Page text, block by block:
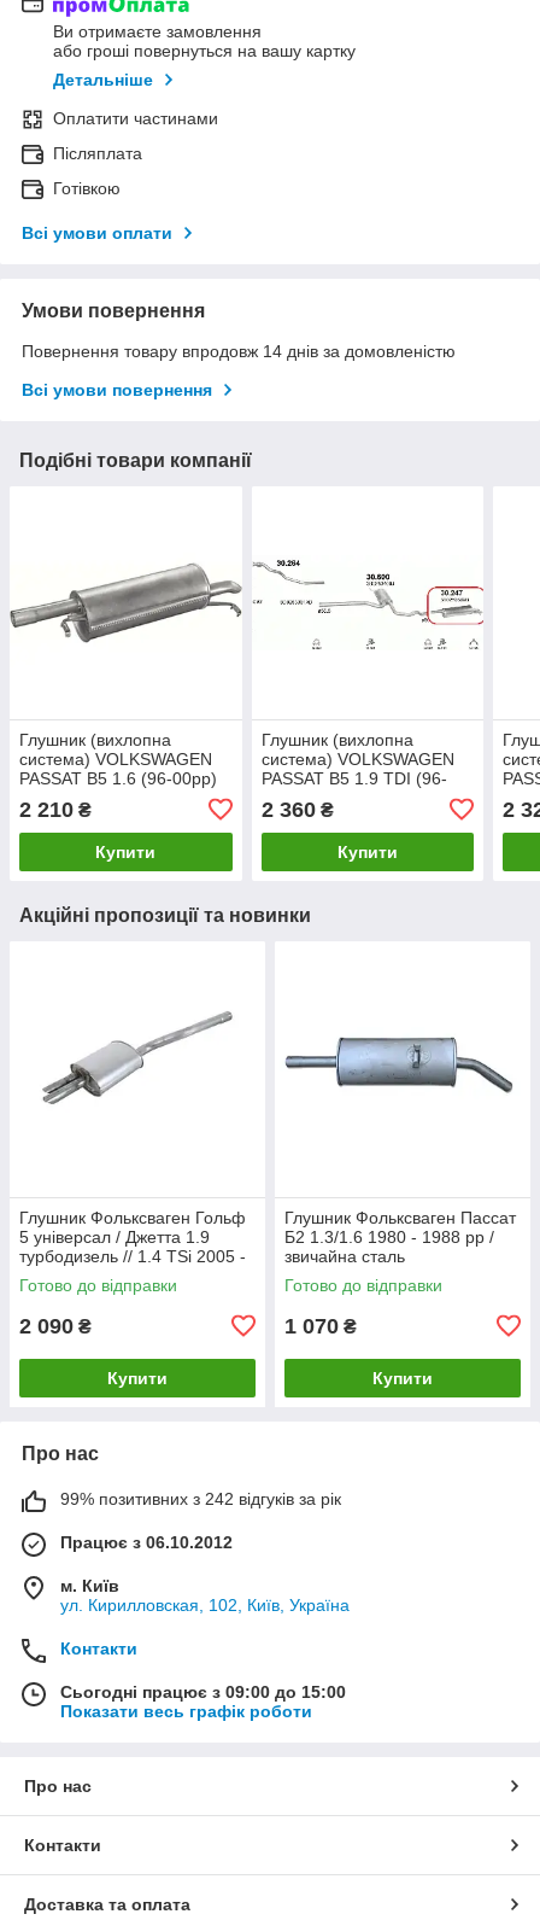
Ви отримаєте замовлення
або гроші повернуться на вашу картку
Детальніше
Оплатити частинами
Післяплата
Готівкою
Всі умови оплати
Умови повернення
Повернення товару впродовж 14 днів за домовленістю
Всі умови повернення
Подібні товари компанії
Глушник (вихлопна
система) VOLKSWAGEN
PASSAT B5 1.6 (96-00рр)
2 210 ₴
Купити
Глушник (вихлопна
система) VOLKSWAGEN
PASSAT B5 1.9 TDI (96-
00гг) (Фольксваген Пасат
Б5) седан/універсал
2 360₴
Купити
2
Акційні пропозиції та новинки
Глушник Фольксваген Гольф
5 універсал / Джетта 1.9
турбодизель // 1.4 TSi 2005 -
2010 рр Босал
Готово до відправки
2 090 ₴
Купити
Глушник Фольксваген Пассат
Б2 1.3/1.6 1980 - 1988 рр /
звичайна сталь
Готово до відправки
1 070 ₴
Купити
Про нас
99% позитивних з 242 відгуків за рік
Працює з 06.10.2012
м. Київ
ул. Кирилловская, 102, Київ, Україна
Контакти
Сьогодні працює з 09:00 до 15:00
Показати весь графік роботи
Про нас
Контакти
Доставка та оплата